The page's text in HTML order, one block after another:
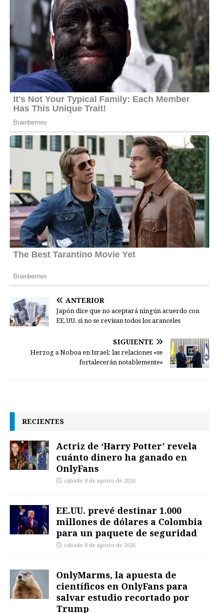
ANTERIOR
Japón dice que no aceptará ningún acuerdo con
EE.UU. si no se revisan todos los aranceles
SIGUIENTE
Herzog a Noboa en Israel: las relaciones «se
fortalecerán notablemente»
RECIENTES
Actriz de ‘Harry Potter’ revela
cuánto dinero ha ganado en
OnlyFans
sábado 8 de agosto de 2026
EE.UU. prevé destinar 1.000
millones de dólares a Colombia
para un paquete de seguridad
sábado 8 de agosto de 2026
OnlyMarms, la apuesta de
científicos en OnlyFans para
salvar estudio recortado por
Trump